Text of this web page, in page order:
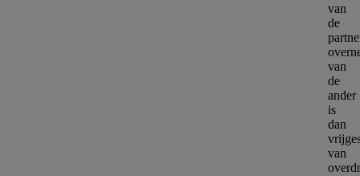
van
de
van
de
ander
is
dan
van